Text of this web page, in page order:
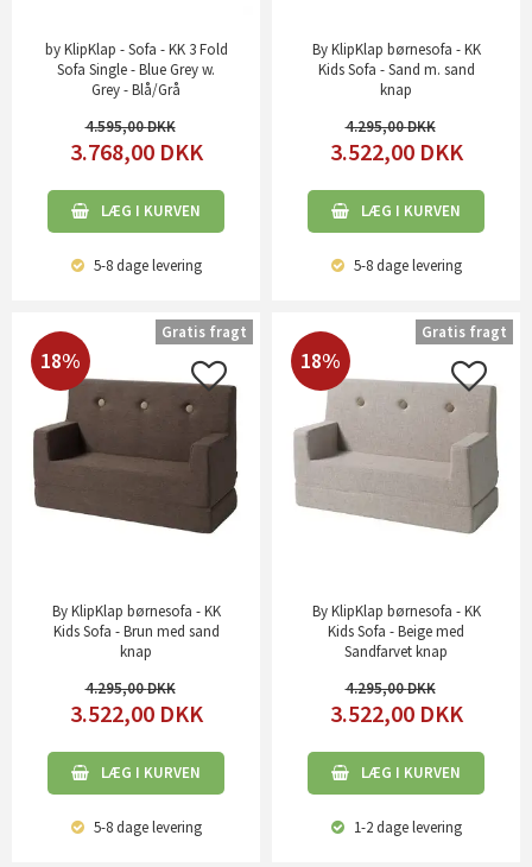
by KlipKlap - Sofa - KK 3 Fold
Sofa Single - Blue Grey w.
Grey - Blå/Grå
4.595,00
3.768,00 DKK
LÆG I KURVEN
5-8 dagelevering
By KlipKlap børnesofa - KK
Kids Sofa - Sand m. sand
knap
4.295,00
3.522,00 DKK
LÆG I KURVEN
5-8 dagelevering
18%
By KlipKlap børnesofa - KK
Kids Sofa - Brun med sand
knap
4.295,00
3.522,00 DKK
LÆG I KURVEN
5-8 dagelevering
Gratis fragt
18%
By KlipKlap børnesofa - KK
Kids Sofa - Beige med
Sandfarvet knap
4.295,00
3.522,00 DKK
LÆG I KURVEN
1-2 dagelevering
Gratis fragt